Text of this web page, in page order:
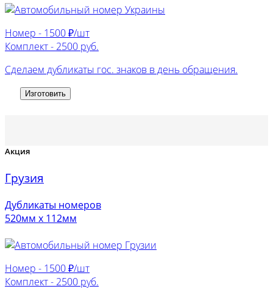
Номер - 1500 ₽/шт
Комплект - 2500 руб.
Сделаем дубликаты гос. знаков в день обращения.
Изготовить
Акция
Грузия
Дубликаты номеров
520мм х 112мм
Номер - 1500 ₽/шт
Комплект - 2500 руб.